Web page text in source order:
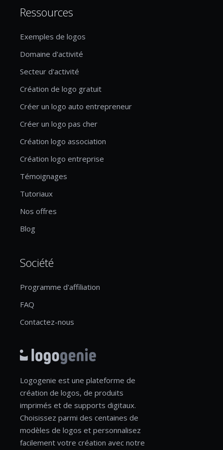
Ressources
Exemples de logos
Domaine d'activité
Secteur d'activité
Création de logo gratuit
Créer un logo auto entrepreneur
Créer un logo pas cher
Création logo association
Création logo entreprise
Témoignages
Tutoriaux
Nos offres
Blog
Société
Programme d'affiliation
FAQ
Contactez-nous
Logogenie est une plateforme de
création de logos, de produits
imprimés et de supports digitaux.
Choisissez parmi des centaines de
modèles de logos et personnalisez
facilement votre création avec notre